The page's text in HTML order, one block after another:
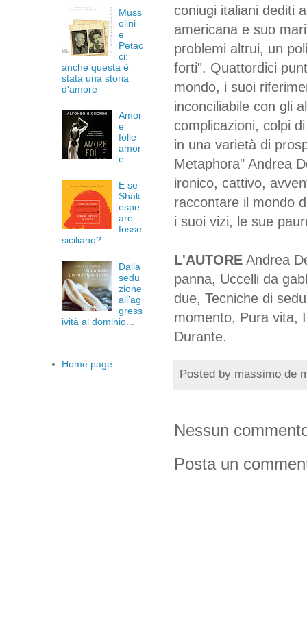
coniugi italiani dediti
americana e suo
problemi altrui, un
forti". Quattordici
mondo, i suoi
inconciliabile con gli
complicazioni, colpi
in una varietà di
Metaphora" Andrea
ironico, cattivo,
raccontare il mondo
i suoi vizi, le sue
L'AUTORE Andrea
panna, Uccelli da
due, Tecniche di
momento, Pura vita,
Durante.
Posted by massimo de
Nessun
Posta un
Muss
olini
e
Petac
ci:
anche questa è
stata una storia
d'amore
Amor
e
folle
amor
e
E se
Shak
espe
are
fosse
siciliano?
Dalla
sedu
zione
all’ag
gress
ività al dominio...
Home page